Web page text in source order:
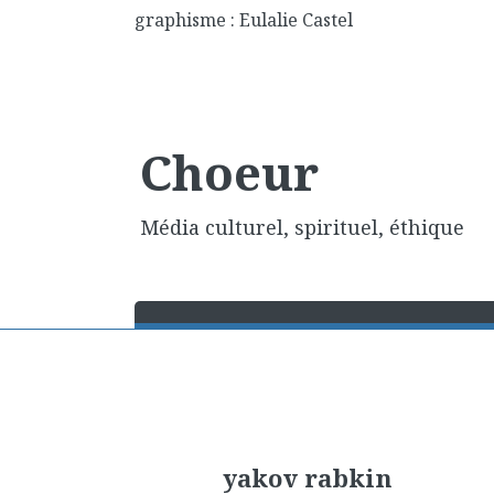
graphisme : Eulalie Castel
Choeur
Média culturel, spirituel, éthique
yakov rabkin